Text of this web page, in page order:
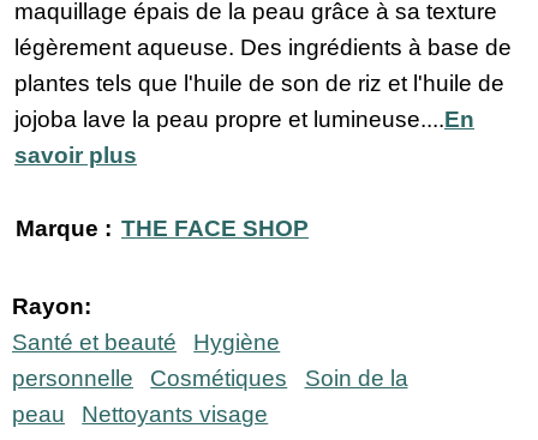
maquillage épais de la peau grâce à sa texture
légèrement aqueuse. Des ingrédients à base de
plantes tels que l'huile de son de riz et l'huile de
jojoba lave la peau propre et lumineuse....En
savoir plus
Marque : THE FACE SHOP
Rayon:
Santé et beauté
Hygiène
personnelle
Cosmétiques
Soin de la
peau
Nettoyants visage